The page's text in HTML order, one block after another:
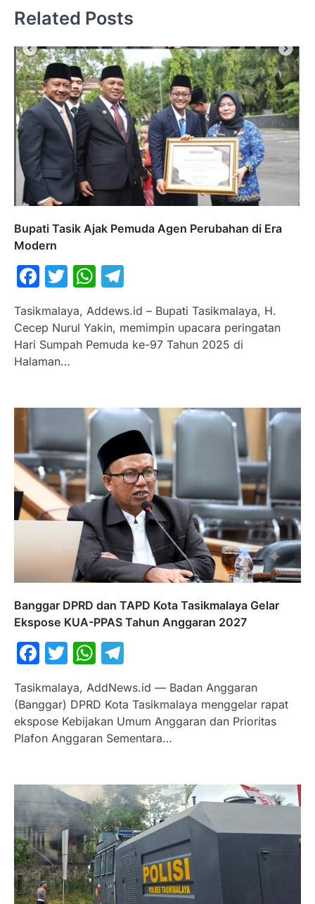
Related Posts
Bupati Tasik Ajak Pemuda Agen Perubahan di Era
Modern
Facebook
TwitterWhatsApp
Tasikmalaya, Addews.id – Bupati Tasikmalaya, H.
Cecep Nurul Yakin, memimpin upacara peringatan
Hari Sumpah Pemuda ke-97 Tahun 2025 di
Halaman…
Banggar DPRD dan TAPD Kota Tasikmalaya Gelar
Ekspose KUA-PPAS Tahun Anggaran 2027
Facebook
TwitterWhatsApp
Tasikmalaya, AddNews.id — Badan Anggaran
(Banggar) DPRD Kota Tasikmalaya menggelar rapat
ekspose Kebijakan Umum Anggaran dan Prioritas
Plafon Anggaran Sementara…